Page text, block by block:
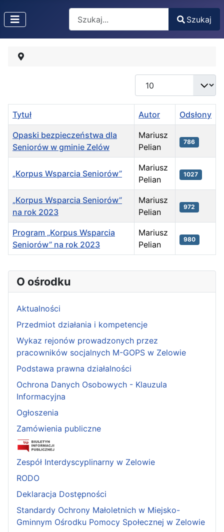
Type 2 or more characters for results.
Szukaj
Pokaż #
Tytuł Autor Odsłony
Opaski bezpieczeństwa dla
Seniorów w gminie Zelów
Mariusz
Pelian
786
„Korpus Wsparcia Seniorów”
Mariusz
Pelian
1027
„Korpus Wsparcia Seniorów”
na rok 2023
Mariusz
Pelian
972
Program „Korpus Wsparcia
Seniorów” na rok 2023
Mariusz
Pelian
980
O ośrodku
Aktualności
Przedmiot działania i kompetencje
Wykaz rejonów prowadzonych przez
pracowników socjalnych M-GOPS w Zelowie
Podstawa prawna działalności
Ochrona Danych Osobowych - Klauzula
Informacyjna
Ogłoszenia
Zamówienia publiczne
Zespół Interdyscyplinarny w Zelowie
RODO
Deklaracja Dostępności
Standardy Ochrony Małoletnich w Miejsko-
Gminnym Ośrodku Pomocy Społecznej w Zelowie